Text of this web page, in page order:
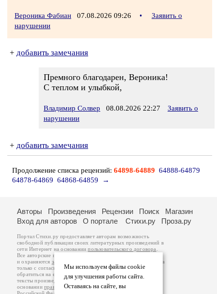
Вероника Фабиан 07.08.2026 09:26 •
Заявить о
нарушении
+ добавить замечания
Премного благодарен, Вероника!
С теплом и улыбкой,
Владимир Солвер 08.08.2026 22:27
Заявить о
нарушении
+ добавить замечания
Продолжение списка рецензий: 64898-64889 64888-64879
64878-64869 64868-64859 →
Мы используем файлы cookie
для улучшения работы сайта.
Оставаясь на сайте, вы
Авторы Произведения Рецензии Поиск
Магазин
Вход для авторов
О портале Стихи.ру Проза.ру
Портал Стихи.ру предоставляет авторам возможность
свободной публикации своих литературных произведений в
сети Интернет на основаниипользовательского договора
Все авторские права на произведения принадлежат авторам
и охраняются законом
. Перепечатка произведений возможна
только с согласия его автора, к которому вы можете
обратиться на его авторской странице. Ответственность за
тексты произведений авторы несут самостоятельно на
основанииправил публикацииизаконодательства